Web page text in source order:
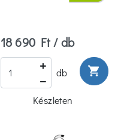
18 690 Ft / db
db shopping_cart
Készleten